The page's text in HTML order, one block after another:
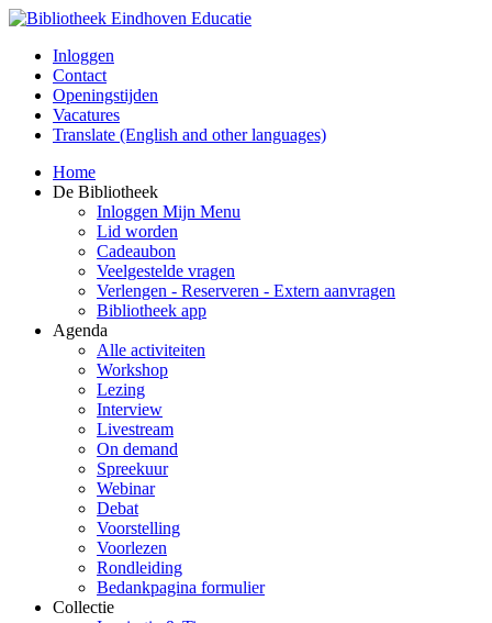
Inloggen
Contact
Openingstijden
Vacatures
Translate (English and other languages)
Home
De Bibliotheek
Inloggen Mijn Menu
Lid worden
Cadeaubon
Veelgestelde vragen
Verlengen - Reserveren - Extern aanvragen
Bibliotheek app
Agenda
Alle activiteiten
Workshop
Lezing
Interview
Livestream
On demand
Spreekuur
Webinar
Debat
Voorstelling
Voorlezen
Rondleiding
Bedankpagina formulier
Collectie